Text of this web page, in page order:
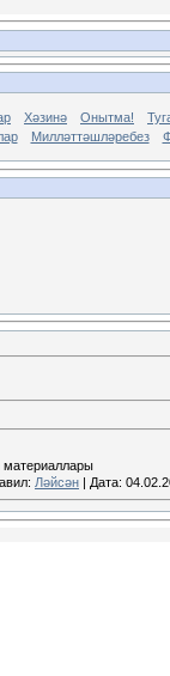
Хәзинә Онытма!
Милләттәшләребез
материаллары
Ләйсән | Дата: